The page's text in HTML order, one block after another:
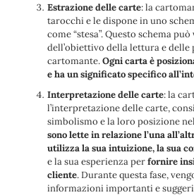
Estrazione delle carte: la
tarocchi e le dispone in uno
come “stesa”. Questo schema
dell’obiettivo della lettura e delle
cartomante.Ogni carta è
e ha un significato specifico
Interpretazione delle carte: la
l’interpretazione delle carte,
simbolismo e la loro posizione
sono lette in relazione l’una
utilizza la sua intuizione, la sua
e la sua esperienza perfornire
cliente. Durante questa fase,
informazioni importanti e